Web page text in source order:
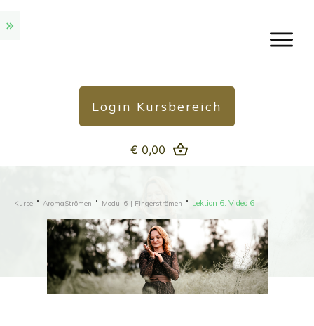
Login Kursbereich
€ 0,00
Kurse AromaStrömen Modul 6 | Fingerströmen Lektion 6: Video 6